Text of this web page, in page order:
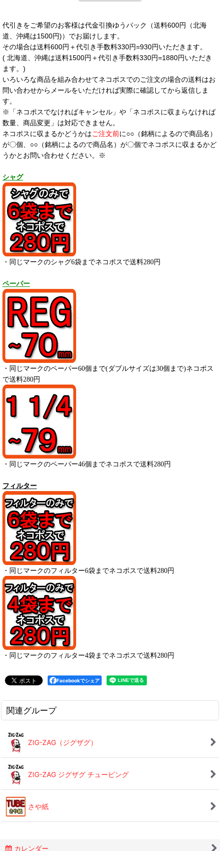
代引きをご希望のお客様は代金引換ゆうパック（送料600円（北海
道、沖縄は1500円)）でお届けします。
その場合は送料600円＋代引き手数料330円=930円いただきます。
( 北海道、沖縄は送料1500円＋代引き手数料330円=1880円いただき
ます。)
いろいろな商品を組み合わせてネコポスでのご注文の場合の送料はお
問い合わせからメールをいただければ実際に確認してから返信しま
す。
※「ネコポスでなければキャンセル」や「ネコポスに収まらなければ
数量、商品変更」は対応できません。
ネコポスに収まるかどうかはご注文前に○○（銘柄によるので商品名）
が〇個、○○（銘柄によるので商品名）が〇個でネコポスに収まるかど
うかとお問い合わせください。※
シャグ
・同じマークのシャグ6袋までネコポスで送料280円
ペーパー
・ 同じマークのペーパー60個まで(ダブルサイズは30個まで)ネコポス
で送料280円
・ 同じマークのペーパー46個までネコポスで送料280円
フィルター
・ 同じマークのフィルター6袋までネコポスで送料280円
・ 同じマークのフィルター4袋までネコポスで送料280円
Facebookでシェア
関連グループ
ZIG-ZAG（ジグザグ）
ZIG-ZAG ジグザグ チュービング
さや紙
カレンダー